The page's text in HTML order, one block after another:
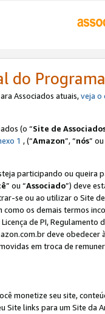
do
Associados atuais,veja o
(o “Site de
1 , (“Amazon”, “nós”
participando ou queira
” ou “Associado”) deve
se ou ao utilizar o Site
como os demais termos
de PI,
deve
em troca de
monetize seu site,
Site links para um Site da